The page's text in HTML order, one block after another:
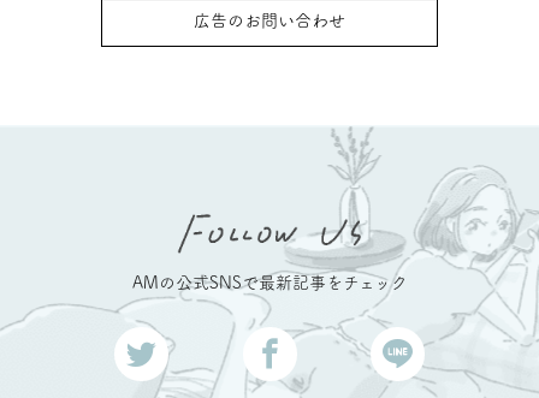
広告のお問い合わせ
AMの公式SNSで最新記事をチェック